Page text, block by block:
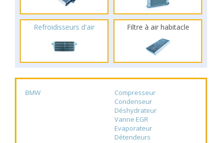
Refroidisseurs d'air Filtre à air habitacle
BMW
Compresseur
Condenseur
Déshydrateur
Vanne EGR
Evaporateur
Détendeurs